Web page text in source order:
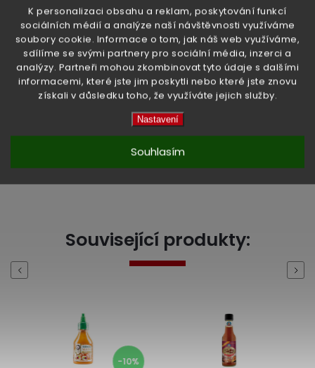
K personalizaci obsahu a reklam, poskytování funkcí
sociálních médií a analýze naší návštěvnosti využíváme
soubory cookie. Informace o tom, jak náš web využíváme,
sdílíme se svými partnery pro sociální média, inzerci a
analýzy. Partneři mohou zkombinovat tyto údaje s dalšími
informacemi, které jste jim poskytli nebo které jste znovu
získali v důsledku toho, že využíváte jejich služby.
Nastavení
Souhlasím
Doplňkové parametry
Kategorie: Chilli a Sriracha
Související produkty:
Previous
-10%
Next